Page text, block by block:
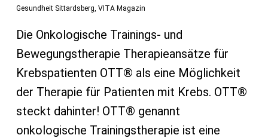
Gesundheit Sittardsberg, VITA Magazin
Die Onkologische Trainings- und
Bewegungstherapie Therapieansätze für
Krebspatienten OTT® als eine Möglichkeit
der Therapie für Patienten mit Krebs. OTT®
steckt dahinter! OTT® genannt
onkologische Trainingstherapie ist eine